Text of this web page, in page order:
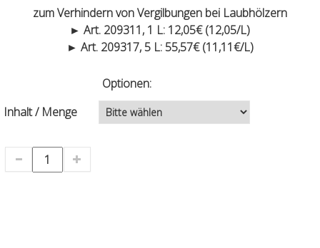
zum Verhindern von Vergilbungen bei Laubhölzern
► Art. 209311, 1 L: 12,05€ (12,05/L)
► Art. 209317, 5 L: 55,57€ (11,11€/L)
Optionen:
Inhalt / Menge